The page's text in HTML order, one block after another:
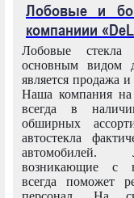
Лобовые и
компаниии
Лобовые
основным видом
является продажа и
Наша компания на
всегда в
обширных
автостекла
возникающие с
всегда поможет